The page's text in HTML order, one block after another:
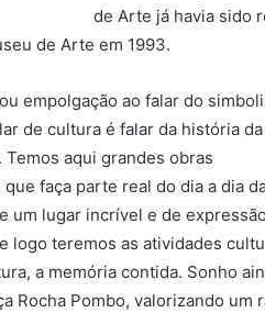
de Arte já havia sido
de Arte em 1993.
empolgação ao falar do
de cultura é falar da história
aqui grandes obras
faça parte real do dia a dia
um lugar incrível e de
logo teremos as atividades
a memória contida. Sonho
Rocha Pombo, valorizando um